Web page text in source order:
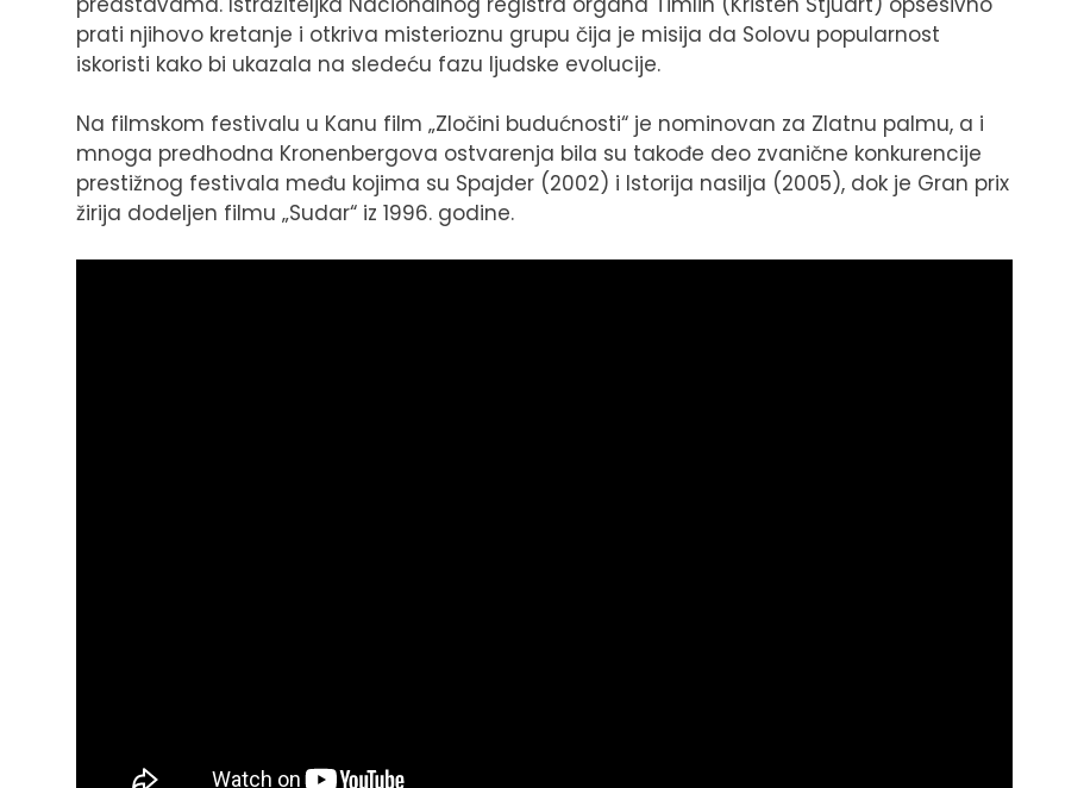
prati njihovo kretanje i otkriva misterioznu grupu čija je misija da Solovu popularnost
iskoristi kako bi ukazala na sledeću fazu ljudske evolucije.
Na filmskom festivalu u Kanu film „Zločini budućnosti“ je nominovan za Zlatnu palmu, a i
mnoga predhodna Kronenbergova ostvarenja bila su takođe deo zvanične konkurencije
prestižnog festivala među kojima su Spajder (2002) i Istorija nasilja (2005), dok je Gran prix
žirija dodeljen filmu „Sudar“ iz 1996. godine.